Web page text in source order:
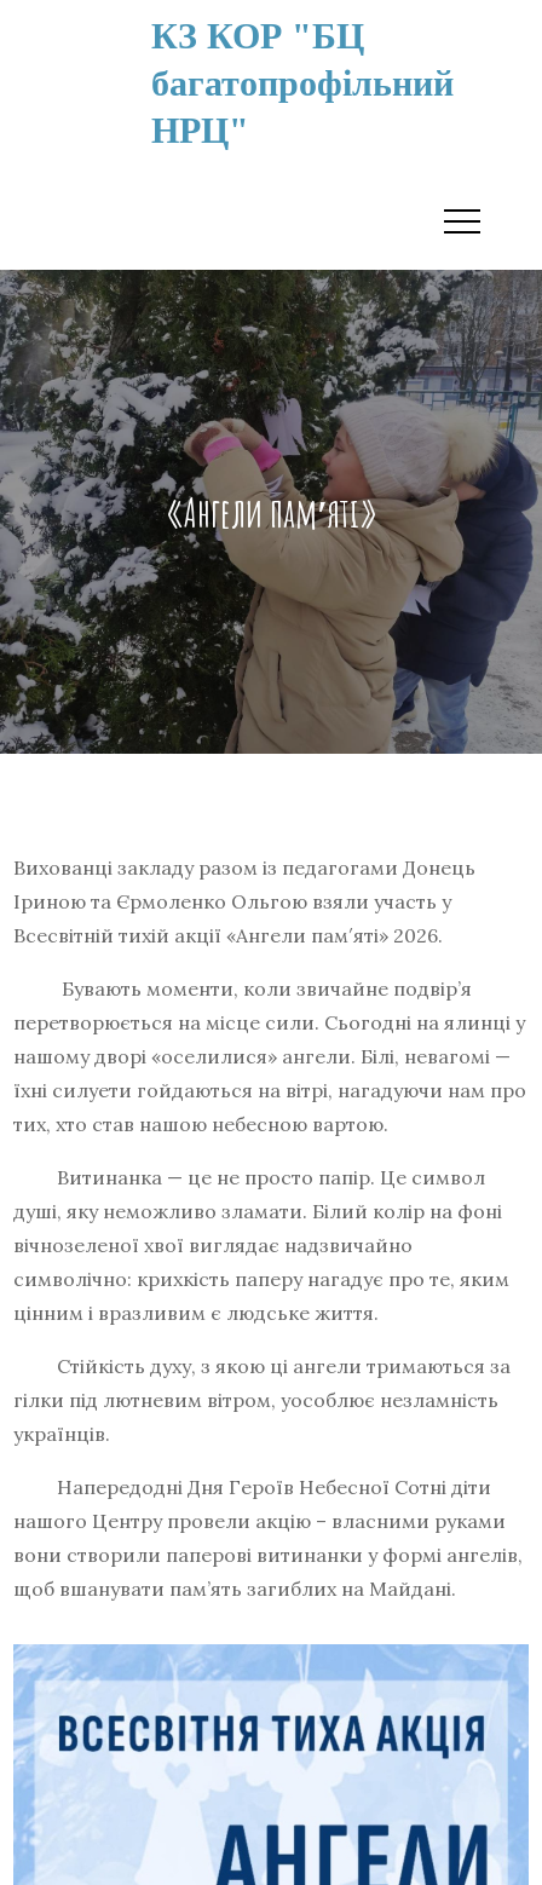
КЗ КОР "БЦ
багатопрофільний
НРЦ"
«Ангели пам′яті»
Вихованці закладу разом із педагогами Донець
Іриною та Єрмоленко Ольгою взяли участь у
Всесвітній тихій акції «Ангели пам′яті» 2026.
Бувають моменти, коли звичайне подвір’я
перетворюється на місце сили. Сьогодні на ялинці у
нашому дворі «оселилися» ангели. Білі, невагомі —
їхні силуети гойдаються на вітрі, нагадуючи нам про
тих, хто став нашою небесною вартою.
Витинанка — це не просто папір. Це символ
душі, яку неможливо зламати. Білий колір на фоні
вічнозеленої хвої виглядає надзвичайно
символічно: крихкість паперу нагадує про те, яким
цінним і вразливим є людське життя.
Стійкість духу, з якою ці ангели тримаються за
гілки під лютневим вітром, уособлює незламність
українців.
Напередодні Дня Героїв Небесної Сотні діти
нашого Центру провели акцію – власними руками
вони створили паперові витинанки у формі ангелів,
щоб вшанувати пам’ять загиблих на Майдані.